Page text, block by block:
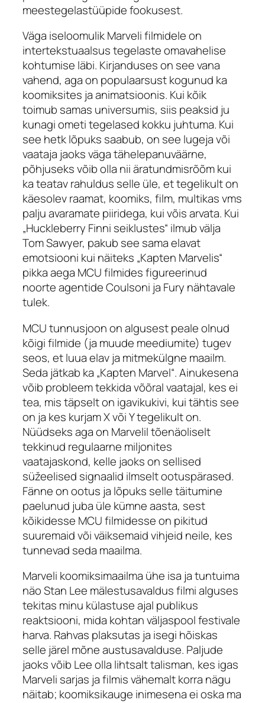
meestegelastüüpide fookusest.
Väga iseloomulik Marveli filmidele on
intertekstuaalsus tegelaste omavahelise
kohtumise läbi. Kirjanduses on see vana
vahend, aga on populaarsust kogunud ka
koomiksites ja animatsioonis. Kui kõik
toimub samas universumis, siis peaksid ju
kunagi ometi tegelased kokku juhtuma. Kui
see hetk lõpuks saabub, on see lugeja või
vaataja jaoks väga tähelepanuväärne,
põhjuseks võib olla nii äratundmisrõõm kui
ka teatav rahuldus selle üle, et tegelikult on
käesolev raamat, koomiks, film, multikas vms
palju avaramate piiridega, kui võis arvata. Kui
„Huckleberry Finni seiklustes“ ilmub välja
Tom Sawyer, pakub see sama elavat
emotsiooni kui näiteks „Kapten Marvelis“
pikka aega MCU filmides figureerinud
noorte agentide Coulsoni ja Fury nähtavale
tulek.
MCU tunnusjoon on algusest peale olnud
kõigi filmide (ja muude meediumite) tugev
seos, et luua elav ja mitmekülgne maailm.
Seda jätkab ka „Kapten Marvel“. Ainukesena
võib probleem tekkida võõral vaatajal, kes ei
tea, mis täpselt on igavikukivi, kui tähtis see
on ja kes kurjam X või Y tegelikult on.
Nüüdseks aga on Marvelil tõenäoliselt
tekkinud regulaarne miljonites
vaatajaskond, kelle jaoks on sellised
süžeelised signaalid ilmselt ootuspärased.
Fänne on ootus ja lõpuks selle täitumine
paelunud juba üle kümne aasta, sest
kõikidesse MCU filmidesse on pikitud
suuremaid või väiksemaid vihjeid neile, kes
tunnevad seda maailma.
Marveli koomiksimaailma ühe isa ja tuntuima
näo Stan Lee mälestusavaldus filmi alguses
tekitas minu külastuse ajal publikus
reaktsiooni, mida kohtan väljaspool festivale
harva. Rahvas plaksutas ja isegi hõiskas
selle järel mõne austusavalduse. Paljude
jaoks võib Lee olla lihtsalt talisman, kes igas
Marveli sarjas ja filmis vähemalt korra nägu
näitab; koomiksikauge inimesena ei oska ma